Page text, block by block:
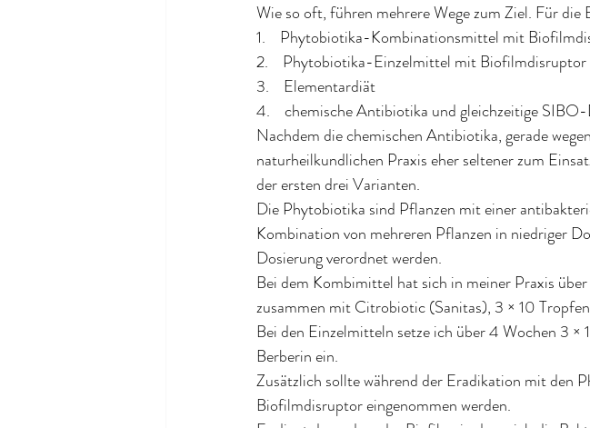
Wie so oft, führen mehrere Wege zum Ziel. Für die
1.    Phytobiotika-Kombinationsmittel mit
2.    Phytobiotika-Einzelmittel mit
3.    Elementardiät
4.    chemische Antibiotika und gleichzeitige
Nachdem die chemischen Antibiotika, gerade
naturheilkundlichen Praxis eher seltener zum
der ersten drei Varianten.
Die Phytobiotika sind Pflanzen mit einer
Kombination von mehreren Pflanzen in niedriger
Dosierung verordnet werden.
Bei dem Kombimittel hat sich in meiner Praxis
zusammen mit Citrobiotic (Sanitas), 3 × 10
Bei den Einzelmitteln setze ich über 4 Wochen 3
Berberin ein.
Zusätzlich sollte während der Eradikation mit den
Biofilmdisruptor eingenommen werden.